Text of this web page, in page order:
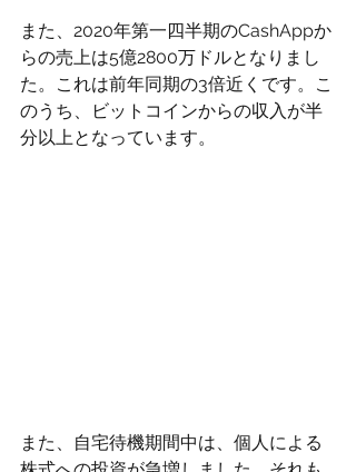
また、2020年第一四半期のCashAppか
らの売上は5億2800万ドルとなりまし
た。これは前年同期の3倍近くです。こ
のうち、ビットコインからの収入が半
分以上となっています。
また、自宅待機期間中は、個人による